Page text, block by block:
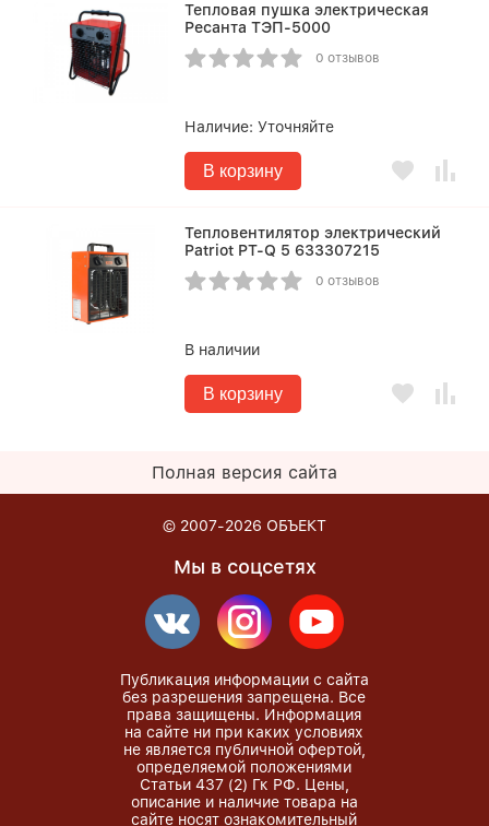
Тепловая пушка электрическая
Ресанта ТЭП-5000
0 отзывов
Наличие:Уточняйте
В корзину
Тепловентилятор электрический
Patriot PT-Q 5 633307215
0 отзывов
В наличии
В корзину
Полная версия сайта
© 2007-2026 ОБЪЕКТ
Мы в соцсетях
Публикация информации с сайта
без разрешения запрещена. Все
права защищены. Информация
на сайте ни при каких условиях
не является публичной офертой,
определяемой положениями
Статьи 437 (2) Гк РФ. Цены,
описание и наличие товара на
сайте носят ознакомительный